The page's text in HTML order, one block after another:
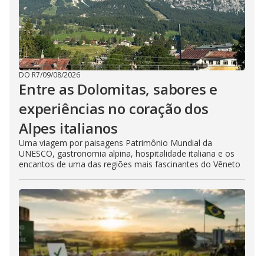
DO R7/09/08/2026
Entre as Dolomitas, sabores e
experiências no coração dos
Alpes italianos
Uma viagem por paisagens Patrimônio Mundial da
UNESCO, gastronomia alpina, hospitalidade italiana e os
encantos de uma das regiões mais fascinantes do Vêneto